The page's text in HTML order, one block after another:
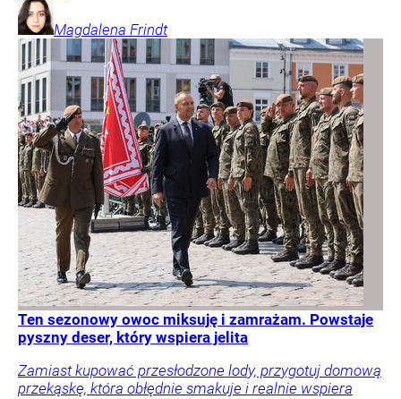
Magdalena Frindt
Ten sezonowy owoc miksuję i zamrażam. Powstaje
pyszny deser, który wspiera jelita
Zamiast kupować przesłodzone lody, przygotuj domową
przekąskę, która obłędnie smakuje i realnie wspiera